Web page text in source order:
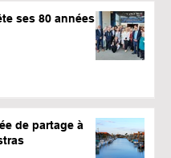
ses 80 années
de partage à